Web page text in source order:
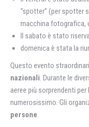
“spotter” (per spotter
macchina fotografica,
Il sabato è stato
domenica è stata la
Questo evento
nazionali. Durante le
aeree più sorprendenti
numerosissimo. Gli
persone.